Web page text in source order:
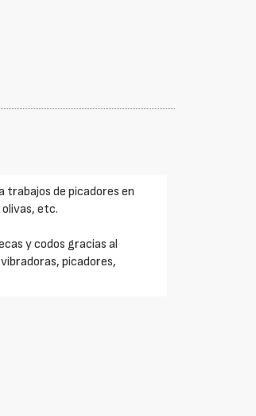
trabajos de picadores en
etc.
y codos gracias al
picadores,